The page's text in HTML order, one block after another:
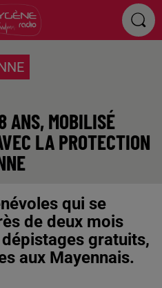
ANS, MOBILISÉ
LA PROTECTION
qui se
de deux mois
gratuits,
aux Mayennais.